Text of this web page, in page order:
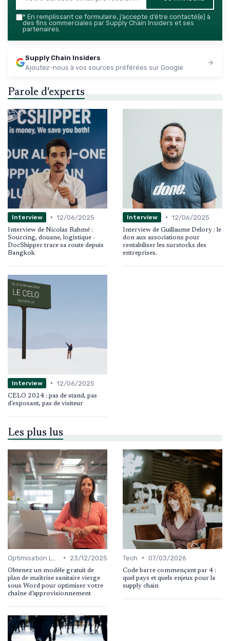
* En remplissant ce formulaire, j’accepte d’être contacté(e) à
des fins commerciales par Supply Chain Insiders et ses
partenaires.
Supply Chain Insiders
Ajoutez-nous à vos sources préférées sur Google
Parole d'experts
Interview • 12/06/2025
Interview de Nicolas Rahmé :
Sourcing, douane, logistique -
DocShipper trace sa route depuis
Bangkok
Interview • 12/06/2025
Interview de Guillaume Delory : le
don aux associations pour
rentabiliser les surstocks des
entreprises.
Interview • 12/06/2025
CELO 2024 : pas de stand, pas
d'exposant, pas de visiteur
Les plus lus
• 23/12/2025
Obtenez un modèle gratuit de
plan de maîtrise sanitaire vierge
sous Word pour optimiser votre
chaîne d’approvisionnement
Tech • 07/03/2026
Code barre commençant par 4 :
quel pays et quels enjeux pour la
supply chain